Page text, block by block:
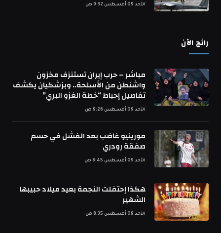
الأحد 09 أغسطس 9:32 ص
رائج الآن
مباشر – حرب إيران تستنزف مخزون
واشنطن من الأسلحة.. وبزشكيان يكشف
تفاصيل إحباط “خطة الغزو البري”
الأحد 09 أغسطس 9:26 ص
مورينيو غاضب بعد الفشل في حسم
صفقة رودري
الأحد 09 أغسطس 8:45 ص
هكذا إحتفلت النجمة بعيد ميلاد حبيبها
الشهير
الأحد 09 أغسطس 8:35 ص